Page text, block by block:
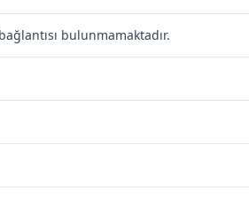
bulunmamaktadır.